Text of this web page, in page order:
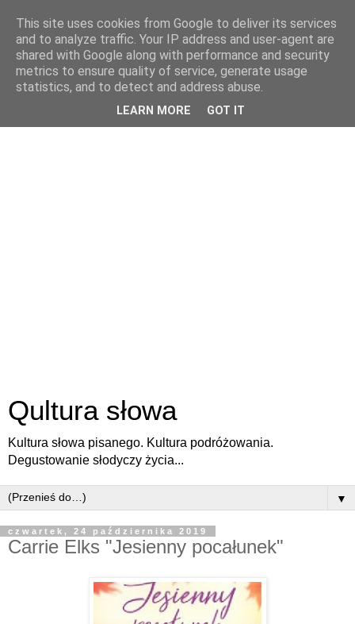
Qultura słowa
Kultura słowa pisanego. Kultura podróżowania.
Degustowanie słodyczy życia...
▼
czwartek, 24 października 2019
Carrie Elks "Jesienny pocałunek"
This site uses cookies from Google to deliver its services
and to analyze traffic. Your IP address and user-agent are
shared with Google along with performance and security
metrics to ensure quality of service, generate usage
statistics, and to detect and address abuse.
LEARN MORE GOT IT